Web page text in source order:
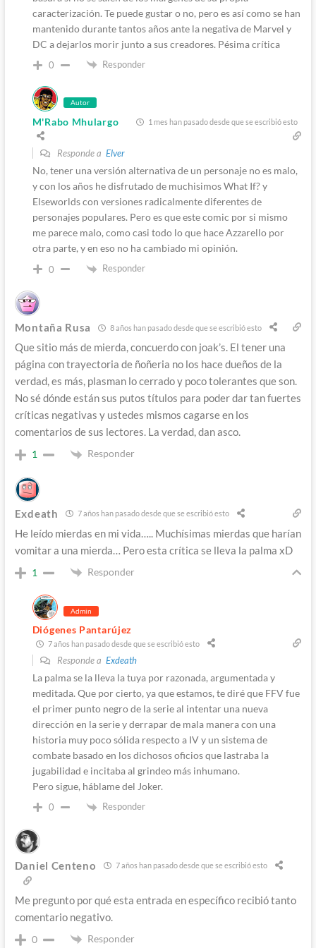
caracterización. Te puede gustar o no, pero es así como se han
mantenido durante tantos años ante la negativa de Marvel y
DC a dejarlos morir junto a sus creadores. Pésima crítica
0 Responder
Autor
M'Rabo Mhulargo 1 mes han pasado desde que se escribió esto
Responde a Elver
No, tener una versión alternativa de un personaje no es malo,
y con los años he disfrutado de muchisimos What If? y
Elseworlds con versiones radicalmente diferentes de
personajes populares. Pero es que este comic por si mismo
me parece malo, como casi todo lo que hace Azzarello por
otra parte, y en eso no ha cambiado mi opinión.
0 Responder
Montaña Rusa 8 años han pasado desde que se escribió esto
Que sitio más de mierda, concuerdo con joak’s. El tener una
página con trayectoria de ñoñeria no los hace dueños de la
verdad, es más, plasman lo cerrado y poco tolerantes que son.
No sé dónde están sus putos títulos para poder dar tan fuertes
críticas negativas y ustedes mismos cagarse en los
comentarios de sus lectores. La verdad, dan asco.
1 Responder
Exdeath 7 años han pasado desde que se escribió esto
He leído mierdas en mi vida….. Muchísimas mierdas que harían
vomitar a una mierda… Pero esta crítica se lleva la palma xD
1 Responder
Admin
Diógenes Pantarújez
7 años han pasado desde que se escribió esto
Responde a Exdeath
La palma se la lleva la tuya por razonada, argumentada y
meditada. Que por cierto, ya que estamos, te diré que FFV fue
el primer punto negro de la serie al intentar una nueva
dirección en la serie y derrapar de mala manera con una
historia muy poco sólida respecto a IV y un sistema de
combate basado en los dichosos oficios que lastraba la
jugabilidad e incitaba al grindeo más inhumano.
Pero sigue, háblame del Joker.
0 Responder
Daniel Centeno 7 años han pasado desde que se escribió esto
Me pregunto por qué esta entrada en específico recibió tanto
comentario negativo.
0 Responder